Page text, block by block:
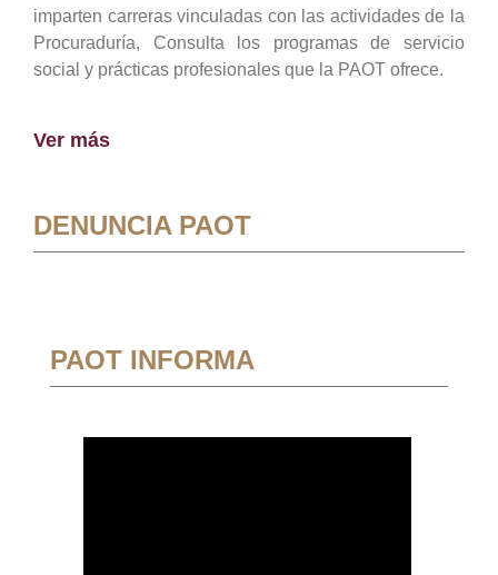
imparten carreras vinculadas con las actividades de la
Procuraduría, Consulta los programas de servicio
social y prácticas profesionales que la PAOT ofrece.
Ver más
DENUNCIA PAOT
PAOT INFORMA